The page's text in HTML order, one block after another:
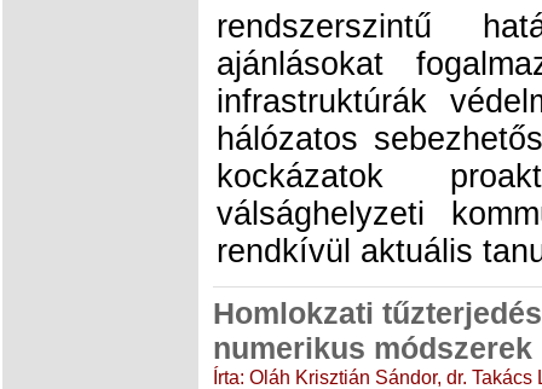
rendszerszintű
ajánlásokat
infrastruktúrák
hálózatos
kockázatok
válsághelyzeti
rendkívül aktuális
Homlokzati
numerikus
Írta: Oláh Krisztián Sándor, dr.